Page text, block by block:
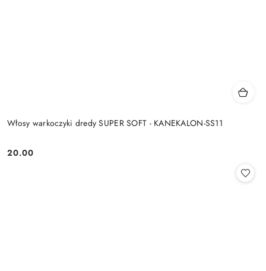
Włosy warkoczyki dredy SUPER SOFT - KANEKALON-SS11
Cena:
20.00